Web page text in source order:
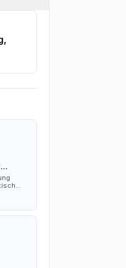
ich das